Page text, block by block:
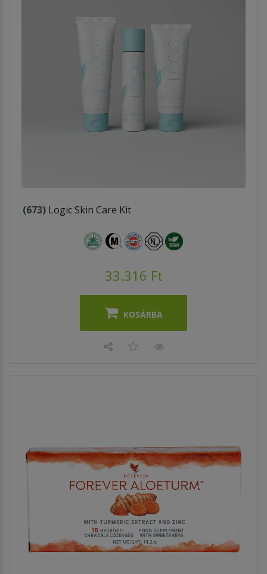
(673) Logic Skin Care Kit
33.316 Ft
KOSÁRBA